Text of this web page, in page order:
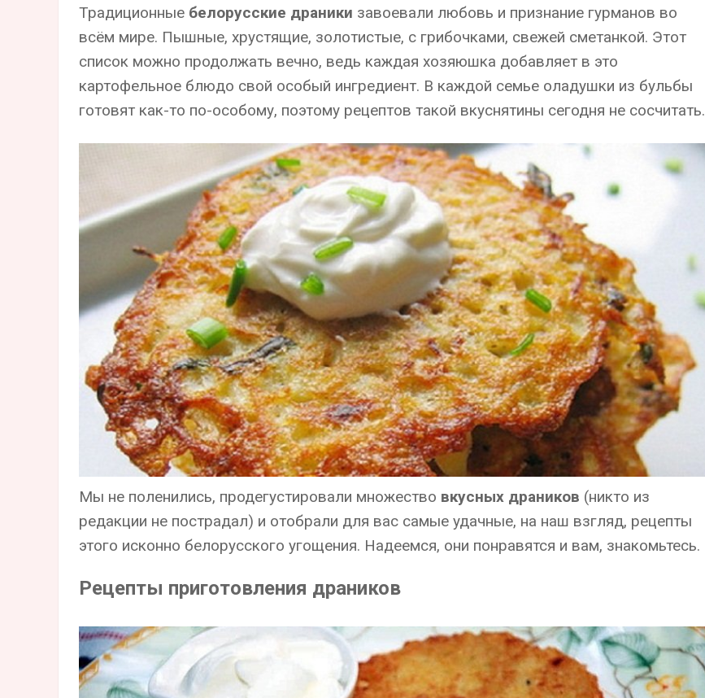
Традиционные белорусские драники завоевали любовь и признание гурманов во
всём мире. Пышные, хрустящие, золотистые, с грибочками, свежей сметанкой. Этот
список можно продолжать вечно, ведь каждая хозяюшка добавляет в это
картофельное блюдо свой особый ингредиент. В каждой семье оладушки из бульбы
готовят как-то по-особому, поэтому рецептов такой вкуснятины сегодня не сосчитать.
Мы не поленились, продегустировали множество вкусных драников (никто из
редакции не пострадал) и отобрали для вас самые удачные, на наш взгляд, рецепты
этого исконно белорусского угощения. Надеемся, они понравятся и вам, знакомьтесь.
Рецепты приготовления драников